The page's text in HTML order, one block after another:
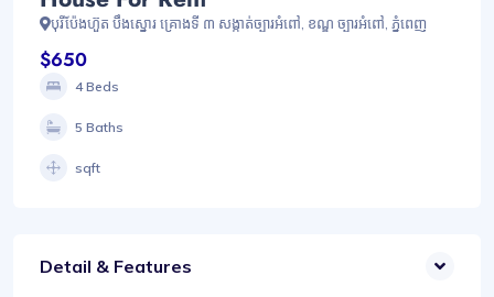
បុរីប៉ែងហ៊ួត បឹងស្នោរ គ្រោងទី ៣ សង្កាត់ច្បារអំពៅ, ខណ្ឌ ច្បារអំពៅ, ភ្នំពេញ
$650
4 Beds
5 Baths
sqft
Detail & Features